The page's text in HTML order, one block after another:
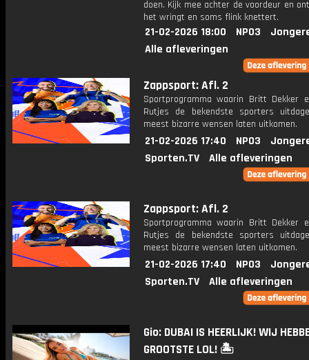
doen. Kijk mee achter de voordeur en
het wringt en soms flink knettert.
21-02-2026 18:00 NPO3
Alle afleveringen
Zappsport: Afl. 2
Sportprogramma waarin Britt Dekker
Rutjes de bekendste sporters
meest bizarre wensen laten uitkomen.
21-02-2026 17:40 NPO3
Sporten.TV
Alle afleveringen
Zappsport: Afl. 2
Sportprogramma waarin Britt Dekker
Rutjes de bekendste sporters
meest bizarre wensen laten uitkomen.
21-02-2026 17:40 NPO3
Sporten.TV
Alle afleveringen
Gio: DUBAI IS HEERLIJK! WIJ
GROOTSTE LOL! 🏝️